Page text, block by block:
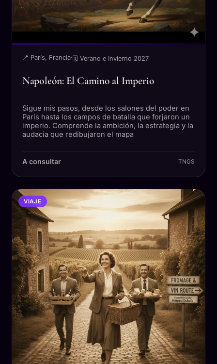
📍 París, Francia· 🗓 Verano e Invierno 2027
Napoleón: El Camino al Imperio
Sigue mis pasos, desde los salones del poder en
París hasta los campos de batalla que forjaron un
imperio. Comprende la ambición, la estrategia y la
audacia que redibujaron el mapa
A consultar TNGS
VIAJE